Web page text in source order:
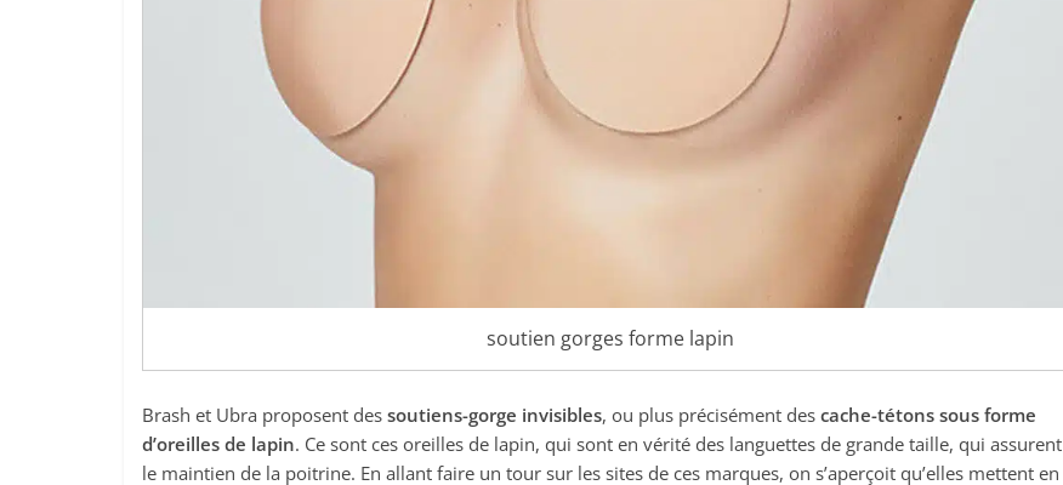
soutien gorges forme lapin
Brash et Ubra proposent des soutiens-gorge invisibles, ou plus précisément des cache-tétons sous forme
d’oreilles de lapin. Ce sont ces oreilles de lapin, qui sont en vérité des languettes de grande taille, qui assurent
le maintien de la poitrine. En allant faire un tour sur les sites de ces marques, on s’aperçoit qu’elles mettent en